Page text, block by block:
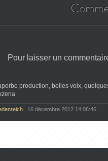
Pour laisser un
production, belles voix,
16 décembre 2012 14:06:46